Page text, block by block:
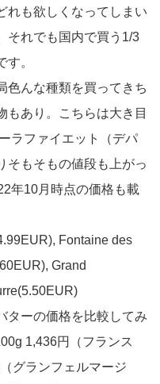
れも欲しくなってしまい
それでも国内で買う1/3
。
色んな種類を買ってきち
あり。こちらは大き目
ラファイエット（デパ
そもそもの値段も上がっ
年10月時点の価格も載
Fontaine des
Grand
ターの価格を比較してみ
1,436円（フランス
グランフェルマージ